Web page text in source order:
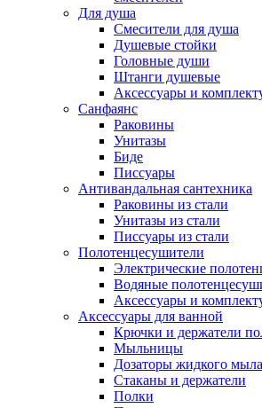
Для душа
Смесители для душа
Душевые стойки
Головные души
Штанги душевые
Аксессуары и
Санфаянс
Раковины
Унитазы
Биде
Писсуары
Антивандальная сантехника
Раковины из стали
Унитазы из стали
Писсуары из стали
Полотенцесушители
Электрические
Водяные
Аксессуары и
Аксессуары для ванной
Крючки и держатели
Мыльницы
Дозаторы жидкого мыла
Стаканы и держатели
Полки